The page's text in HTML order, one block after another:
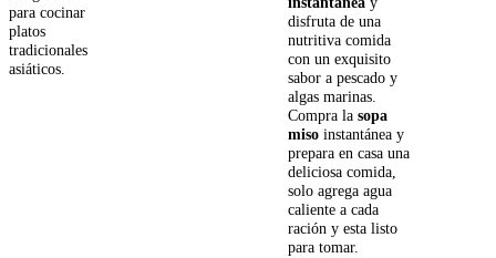
para cocinar
platos
tradicionales
asiáticos.
disfruta de una
nutritiva comida
con un exquisito
sabor a pescado y
algas marinas.
Compra la sopa
miso instantánea y
prepara en casa una
deliciosa comida,
solo agrega agua
caliente a cada
ración y esta listo
para tomar.